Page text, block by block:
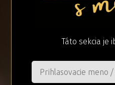
Táto sekcia je